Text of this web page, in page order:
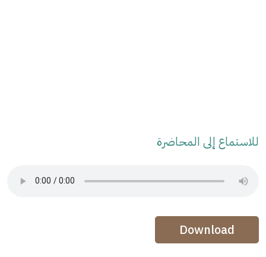
للاستماع إلى المحاضرة
Audio Stream
Audio Stream
Download